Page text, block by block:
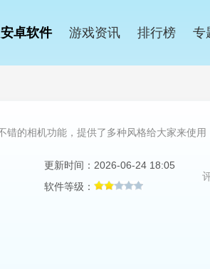
安卓软件 游戏资讯 排行榜 专
的相机功能，提供了多种风格给大家来使用
更新时间：2026-06-24 18:05
软件等级：